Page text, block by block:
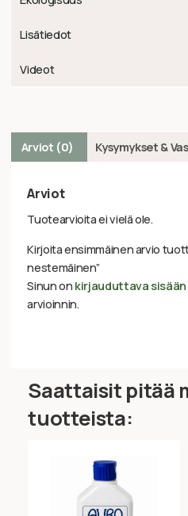
Lisätiedot
Videot
Arviot (0) Kysymykset &
Arviot
Tuotearvioita ei vielä ole.
Kirjoita ensimmäinen arvio
nestemäinen”
Sinun on kirjauduttava sisään
arvioinnin.
Saattaisit pitää
tuotteista: